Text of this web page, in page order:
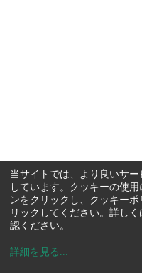
当サイトでは、より良いサ
しています。クッキーの使
ンをクリックし、クッキー
リックしてください。詳し
認ください。
詳細を見る ...